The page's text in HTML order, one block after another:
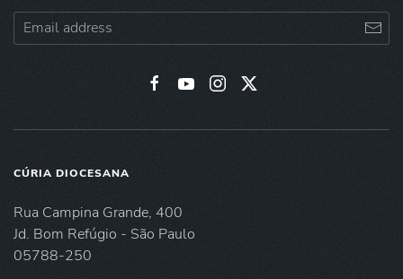
CÚRIA DIOCESANA
Rua Campina Grande, 400
Jd. Bom Refúgio - São Paulo
05788-250